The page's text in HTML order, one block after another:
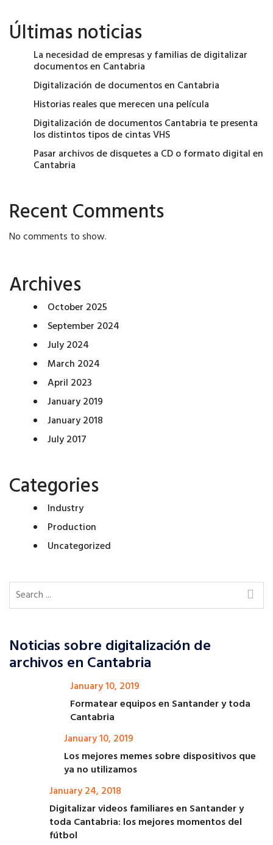
Últimas noticias
La necesidad de empresas y familias de digitalizar
documentos en Cantabria
Digitalización de documentos en Cantabria
Historias reales que merecen una película
Digitalización de documentos Cantabria te presenta
los distintos tipos de cintas VHS
Pasar archivos de disquetes a CD o formato digital en
Cantabria
Recent Comments
No comments to show.
Archives
October 2025
September 2024
July 2024
March 2024
April 2023
January 2019
January 2018
July 2017
Categories
Industry
Production
Uncategorized
Noticias sobre digitalización de
archivos en Cantabria
January 10, 2019
Formatear equipos en Santander y toda
Cantabria
January 10, 2019
Los mejores memes sobre dispositivos que
ya no utilizamos
January 24, 2018
Digitalizar videos familiares en Santander y
toda Cantabria: los mejores momentos del
fútbol